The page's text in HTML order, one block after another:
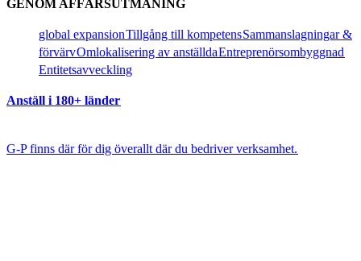
GENOM AFFÄRSUTMANING​​
global expansion​​Tillgång till kompetens​​Sammanslagningar &
förvärv​​Omlokalisering av anställda​​Entreprenörsombyggnad​​
Entitetsavveckling​​
Anställ i 180+ länder​​
G-P finns där för dig överallt där du bedriver verksamhet.​​